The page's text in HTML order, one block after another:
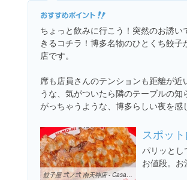
ちょっと飲みに行こう！突然のお誘
きるコチラ！博多名物のひとくち餃
店です。
席も店員さんのテンションも距離が
うな、気がついたら隣のテーブルの
がっちゃうような、博多らしい夜を
餃子屋 弐ノ弐 南天神店 - Casa de Dumpling / Guioza
スポッ
パリッとし
お値段。